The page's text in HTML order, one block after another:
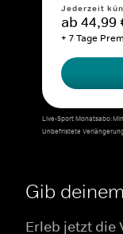
Jederzeit
ab 44,99
+ 7 Tage
Live-Sport Monatsabo:
Unbefristete
Gib
Erleb jetzt die